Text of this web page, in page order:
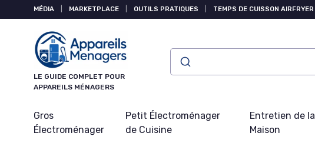
MÉDIA MARKETPLACE OUTILS PRATIQUES TEMPS DE CUISSON AIRFRYER
LE GUIDE COMPLET POUR
APPAREILS MÉNAGERS
Gros
Électroménager
Petit Électroménager
de Cuisine
Entretien de la
Maison
Panneau de gestion des cookies